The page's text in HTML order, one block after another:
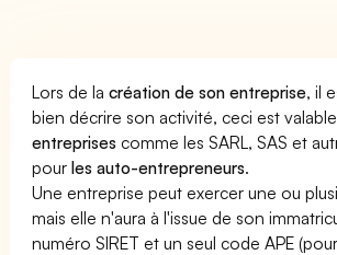
Lors de lacréation de son entreprise, il
bien décrire son activité, ceci est
entreprises comme les SARL, SAS et
pourles auto-entrepreneurs.
Une entreprise peut exercer une ou
mais elle n'aura à l'issue de son
numéro SIRET et un seul code APE